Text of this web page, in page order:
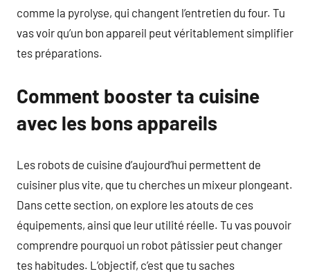
comme la pyrolyse, qui changent l’entretien du four. Tu
vas voir qu’un bon appareil peut véritablement simplifier
tes préparations.
Comment booster ta cuisine
avec les bons appareils
Les robots de cuisine d’aujourd’hui permettent de
cuisiner plus vite, que tu cherches un mixeur plongeant.
Dans cette section, on explore les atouts de ces
équipements, ainsi que leur utilité réelle. Tu vas pouvoir
comprendre pourquoi un robot pâtissier peut changer
tes habitudes. L’objectif, c’est que tu saches